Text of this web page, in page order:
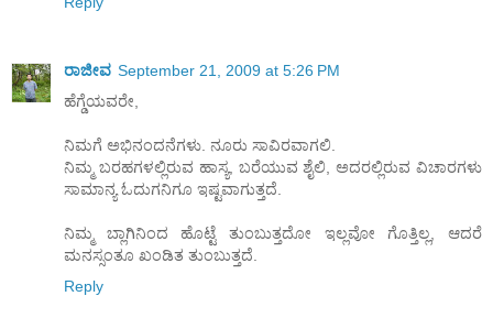
ರಾಜೀವ September 21, 2009 at 5:26 PM
ಹೆಗ್ಡೆಯವರೇ,
ನಿಮಗೆ ಅಭಿನಂದನೆಗಳು. ನೂರು ಸಾವಿರವಾಗಲಿ.
ನಿಮ್ಮ ಬರಹಗಳಲ್ಲಿರುವ ಹಾಸ್ಯ, ಬರೆಯುವ ಶೈಲಿ, ಅದರಲ್ಲಿರುವ ವಿಚಾರಗಳು
ಸಾಮಾನ್ಯ ಓದುಗನಿಗೂ ಇಷ್ಟವಾಗುತ್ತದೆ.
ನಿಮ್ಮ ಬ್ಲಾಗಿನಿಂದ ಹೊಟ್ಟೆ ತುಂಬುತ್ತದೋ ಇಲ್ಲವೋ ಗೊತ್ತಿಲ್ಲ, ಆದರೆ
ಮನಸ್ಸಂತೂ ಖಂಡಿತ ತುಂಬುತ್ತದೆ.
Reply